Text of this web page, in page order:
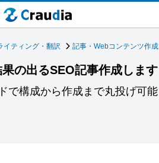
イティング・翻訳 記事・Webコンテンツ作成
の出るSEO記事作成します
で構成から作成まで丸投げ可能